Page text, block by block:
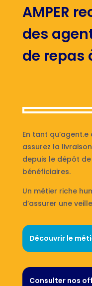
AMPER
des
de repas
En tant
assurez la
depuis le dépôt
bénéficiaires.
Un métier riche
d’assurer une
Découvrir le
Consulter nos